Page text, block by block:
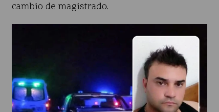
cambio de magistrado.